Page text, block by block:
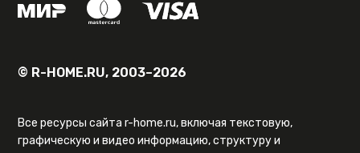
© R-HOME.RU, 2003–2026
Все ресурсы сайта r-home.ru, включая текстовую,
графическую и видео информацию, структуру и